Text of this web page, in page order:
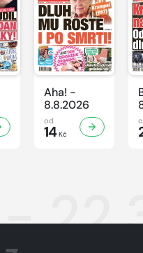
Aha! -
8.8.2026
od
14Kč